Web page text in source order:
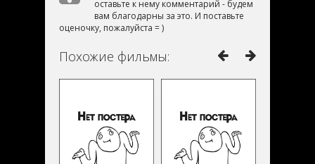
оставьте к нему комментарий - будем
вам благодарны за это. И поставьте
оценочку, пожалуйста = )
Похожие фильмы: